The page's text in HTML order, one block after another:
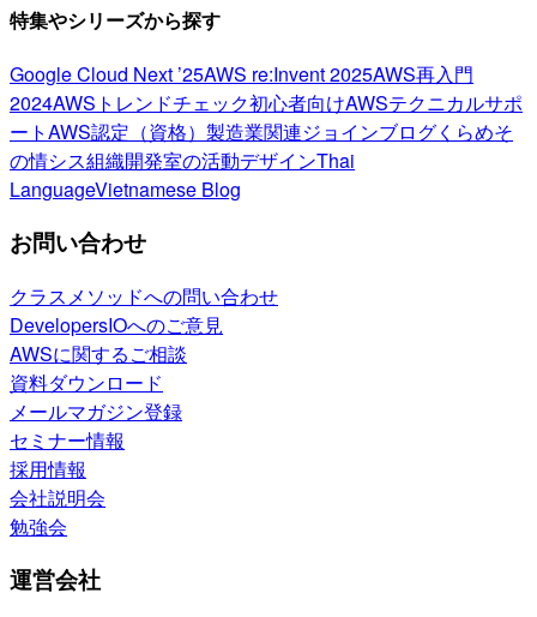
特集やシリーズから探す
Google Cloud Next ’25AWS re:Invent 2025AWS再入門
2024AWSトレンドチェック初心者向けAWSテクニカルサポ
ートAWS認定（資格） 製造業関連ジョインブログくらめそ
の情シス組織開発室の活動デザインThai
LanguageVietnamese Blog
お問い合わせ
クラスメソッドへの問い合わせ
DevelopersIOへのご意見
AWSに関するご相談
資料ダウンロード
メールマガジン登録
セミナー情報
採用情報
会社説明会
勉強会
運営会社